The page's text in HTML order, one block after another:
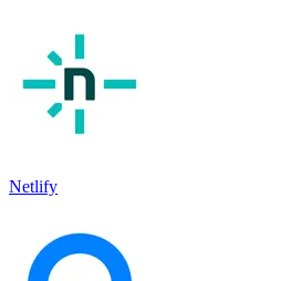
Netlify